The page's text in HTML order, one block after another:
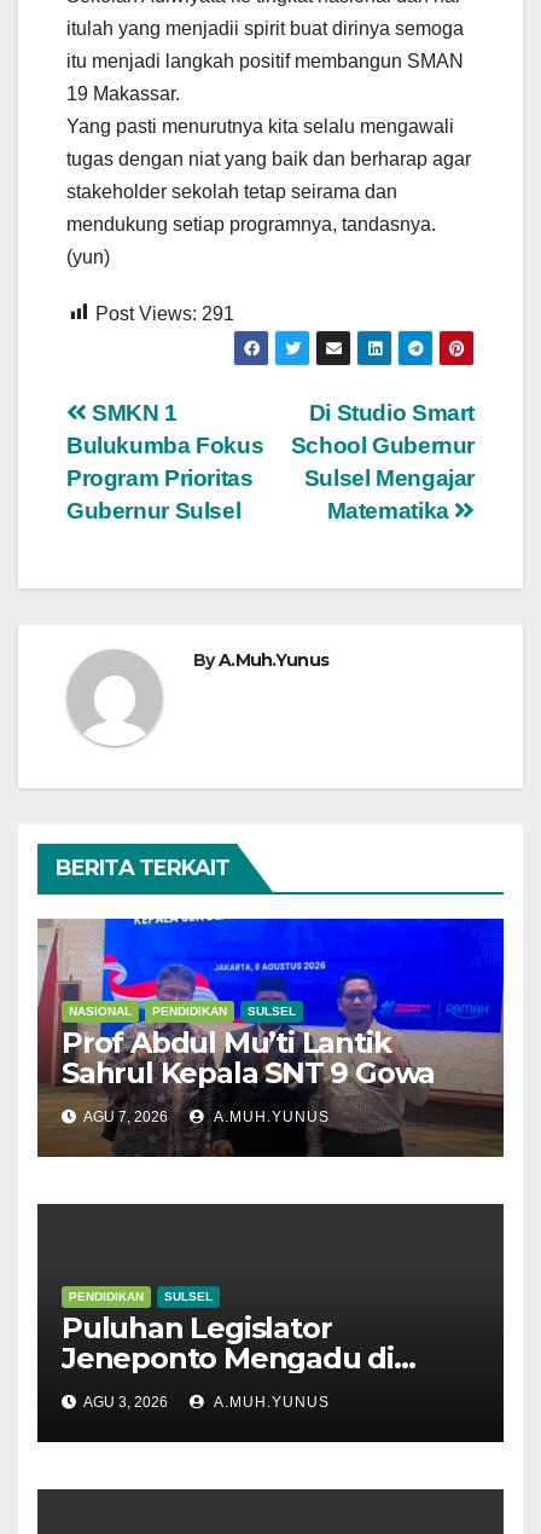
itulah yang menjadii spirit buat dirinya semoga
itu menjadi langkah positif membangun SMAN
19 Makassar.
Yang pasti menurutnya kita selalu mengawali
tugas dengan niat yang baik dan berharap agar
stakeholder sekolah tetap seirama dan
mendukung setiap programnya, tandasnya.
(yun)
Post Views: 291
Navigasi
pos
Di Studio Smart
School Gubernur
Sulsel Mengajar
Matematika
SMKN 1
Bulukumba Fokus
Program Prioritas
Gubernur Sulsel
ByA.Muh.Yunus
BERITA TERKAIT
NASIONAL PENDIDIKAN SULSEL
Prof Abdul Mu’ti Lantik
Sahrul Kepala SNT 9 Gowa
AGU 7, 2026 A.MUH.YUNUS
PENDIDIKAN SULSEL
Puluhan Legislator
Jeneponto Mengadu di
Disdik Sulsel
AGU 3, 2026 A.MUH.YUNUS